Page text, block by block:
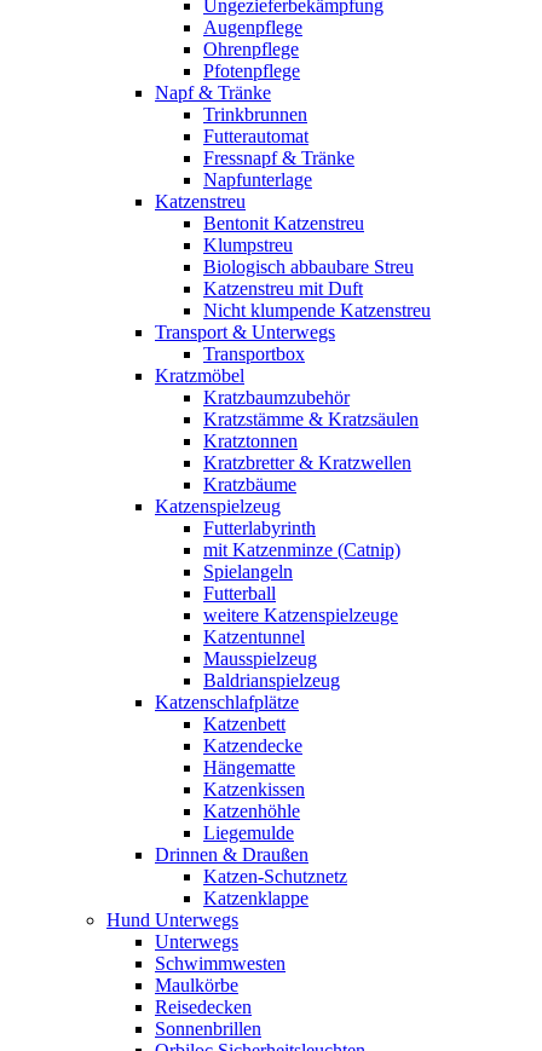
Ungezieferbekämpfung
Augenpflege
Ohrenpflege
Pfotenpflege
Napf & Tränke
Trinkbrunnen
Futterautomat
Fressnapf & Tränke
Napfunterlage
Katzenstreu
Bentonit Katzenstreu
Klumpstreu
Biologisch abbaubare Streu
Katzenstreu mit Duft
Nicht klumpende Katzenstreu
Transport & Unterwegs
Transportbox
Kratzmöbel
Kratzbaumzubehör
Kratzstämme & Kratzsäulen
Kratztonnen
Kratzbretter & Kratzwellen
Kratzbäume
Katzenspielzeug
Futterlabyrinth
mit Katzenminze (Catnip)
Spielangeln
Futterball
weitere Katzenspielzeuge
Katzentunnel
Mausspielzeug
Baldrianspielzeug
Katzenschlafplätze
Katzenbett
Katzendecke
Hängematte
Katzenkissen
Katzenhöhle
Liegemulde
Drinnen & Draußen
Katzen-Schutznetz
Katzenklappe
Hund Unterwegs
Unterwegs
Schwimmwesten
Maulkörbe
Reisedecken
Sonnenbrillen